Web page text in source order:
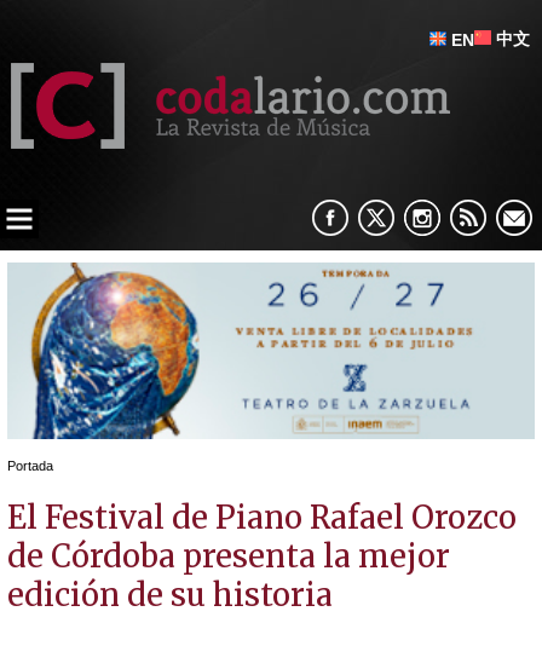
EN 中文
Portada
El Festival de Piano Rafael Orozco
de Córdoba presenta la mejor
edición de su historia